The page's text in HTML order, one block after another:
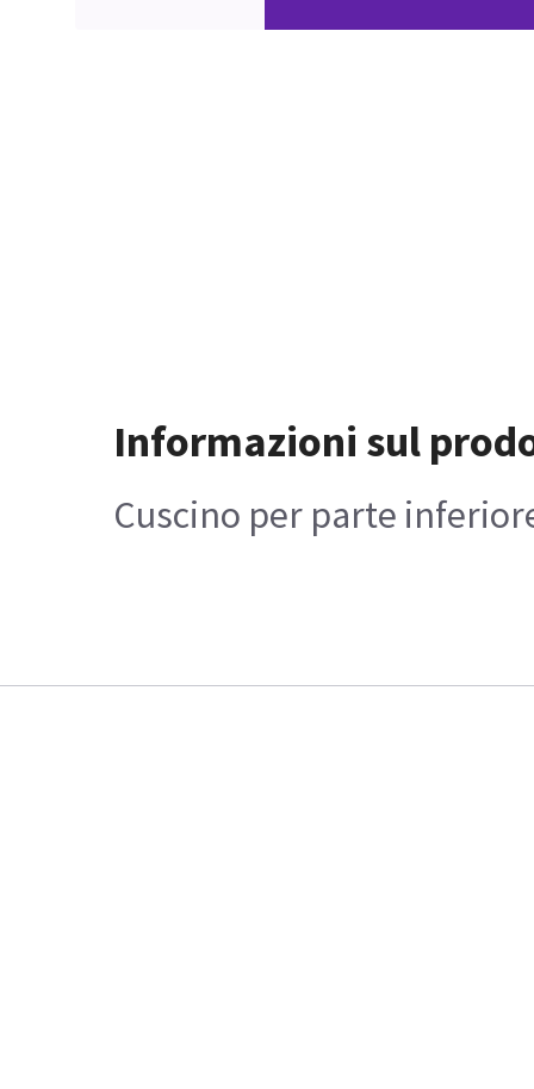
Informazioni sul
Cuscino per parte